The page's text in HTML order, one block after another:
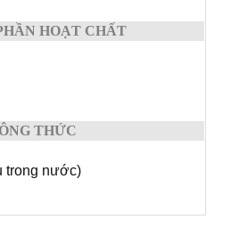
HOẠT CHẤT
THỨC
trong nước)